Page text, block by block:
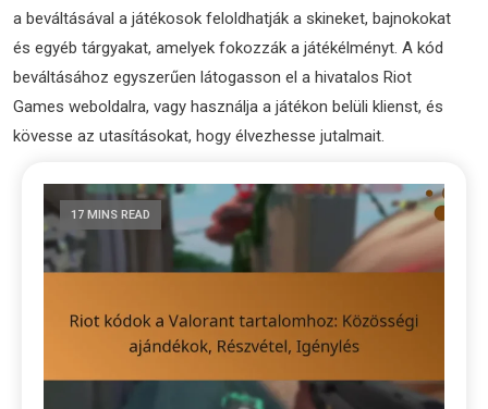
a beváltásával a játékosok feloldhatják a skineket, bajnokokat
és egyéb tárgyakat, amelyek fokozzák a játékélményt. A kód
beváltásához egyszerűen látogasson el a hivatalos Riot
Games weboldalra, vagy használja a játékon belüli klienst, és
kövesse az utasításokat, hogy élvezhesse jutalmait.
17 MINS READ